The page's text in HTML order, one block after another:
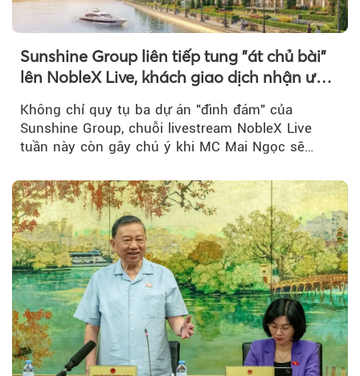
Sunshine Group liên tiếp tung "át chủ bài"
lên NobleX Live, khách giao dịch nhận ưu
Không chỉ quy tụ ba dự án "đình đám" của
Sunshine Group, chuỗi livestream NobleX Live
tuần này còn gây chú ý khi MC Mai Ngọc sẽ